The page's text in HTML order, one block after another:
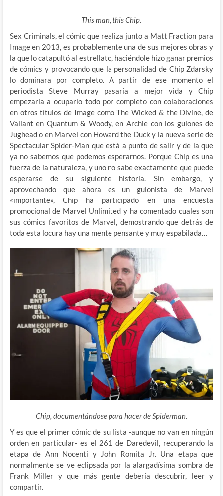
This man, this Chip.
Sex Criminals, el cómic que realiza junto a Matt Fraction para
Image en 2013, es probablemente una de sus mejores obras y
la que lo catapultó al estrellato, haciéndole hizo ganar premios
de cómics y provocando que la personalidad de Chip Zdarsky
lo dominara por completo. A partir de ese momento el
periodista Steve Murray pasaría a mejor vida y Chip
empezaría a ocuparlo todo por completo con colaboraciones
en otros títulos de Image como The Wicked & the Divine, de
Valiant en Quantum & Woody, en Archie con los guiones de
Jughead o en Marvel con Howard the Duck y la nueva serie de
Spectacular Spider-Man que está a punto de salir y de la que
ya no sabemos que podemos esperarnos. Porque Chip es una
fuerza de la naturaleza, y uno no sabe exactamente que puede
esperarse de su siguiente historia. Sin embargo, y
aprovechando que ahora es un guionista de Marvel
«importante», Chip ha participado en una encuesta
promocional de Marvel Unlimited y ha comentado cuales son
sus cómics favoritos de Marvel, demostrando que detrás de
toda esta locura hay una mente pensante y muy espabilada…
Chip, documentándose para hacer de Spiderman.
Y es que el primer cómic de su lista -aunque no van en ningún
orden en particular- es el 261 de Daredevil, recuperando la
etapa de Ann Nocenti y John Romita Jr. Una etapa que
normalmente se ve eclipsada por la alargadísima sombra de
Frank Miller y que más gente debería descubrir, leer y
compartir.